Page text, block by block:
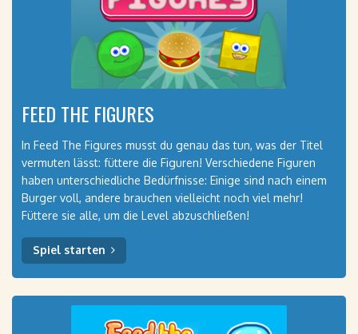
FEED THE FIGURES
In Feed The Figures musst du genau das tun, was der Titel
vermuten lässt: füttere die Figuren! Verschiedene Figuren
haben unterschiedliche Bedürfnisse: Einige sind nach einem
Burger voll, andere brauchen vielleicht noch viel mehr!
Füttere sie alle, um die Level abzuschließen!
Spiel starten